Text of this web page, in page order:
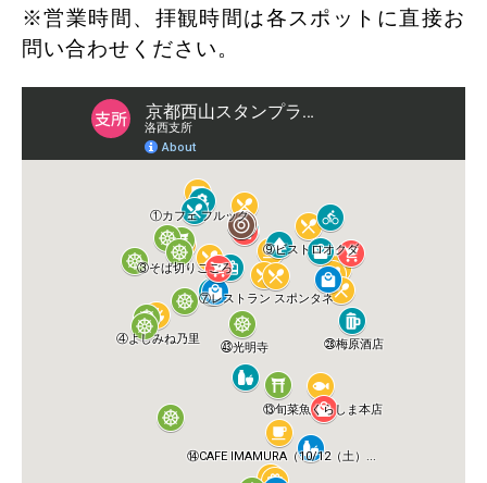
※営業時間、拝観時間は各スポットに直接お
問い合わせください。